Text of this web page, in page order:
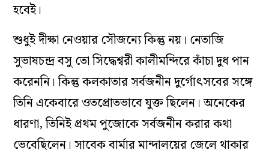
হবেই।
শুধুই দীক্ষা নেওয়ার সৌজন্যে কিন্তু নয়। নেতাজি
সুভাষচন্দ্র বসু তো সিদ্ধেশ্বরী কালীমন্দিরে কাঁচা দুধ পান
করেননি। কিন্তু কলকাতার সর্বজনীন দুর্গোৎসবের সঙ্গে
তিন‌ি একেবারে ওতপ্রোতভাবে যুক্ত ছিলেন। অনেকের
ধারণা, তিনিই প্রথম পুজোকে সর্বজনীন করার কথা
ভেবেছিলেন। সাবেক বার্মার মান্দালয়ের জেলে থাকার